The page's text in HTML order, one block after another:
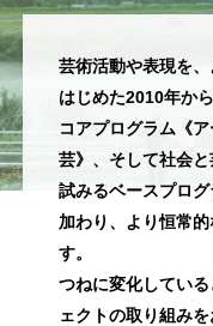
芸術活動や表現を
はじめた2010年か
コアプログラム《
芸》、そして社会
試みるベースプロ
加わり、より恒常
す。
つねに変化してい
ェクトの取り組みを